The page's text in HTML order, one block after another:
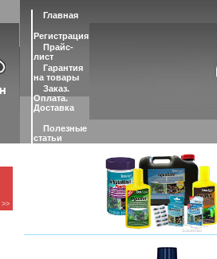
Главная
Регистрация
Прайс-
лист
Гарантия
на товары
Заказ.
Оплата.
Доставка
Полезные
статьи